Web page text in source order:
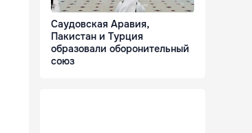
Саудовская Аравия,
Пакистан и Турция
образовали оборонительный
союз